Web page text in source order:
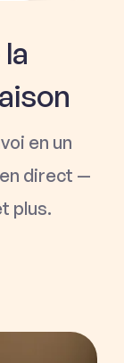
en un
direct —
plus.